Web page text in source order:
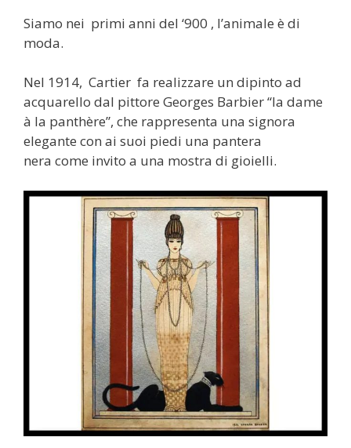
Siamo nei primi anni del ‘900 , l’animale è di
moda.
Nel 1914, Cartier fa realizzare un dipinto ad
acquarello dal pittore Georges Barbier “la dame
à la panthère”, che rappresenta una signora
elegante con ai suoi piedi una pantera
nera come invito a una mostra di gioielli.